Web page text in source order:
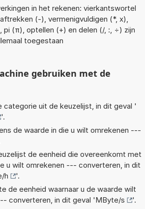
in het rekenen: vierkantswortel
(-), vermenigvuldigen (*, x),
pi (π), optellen (+) en delen (/, :, ÷) zijn
toegestaan
gebruiken met de
categorie uit de keuzelijst, in dit geval '
'.
de waarde in die u wilt omrekenen ---
de eenheid die overeenkomt met
u wilt omrekenen --- converteren, in dit
h
'.
de eenheid waarnaar u de waarde wilt
converteren, in dit geval 'MByte/s '.